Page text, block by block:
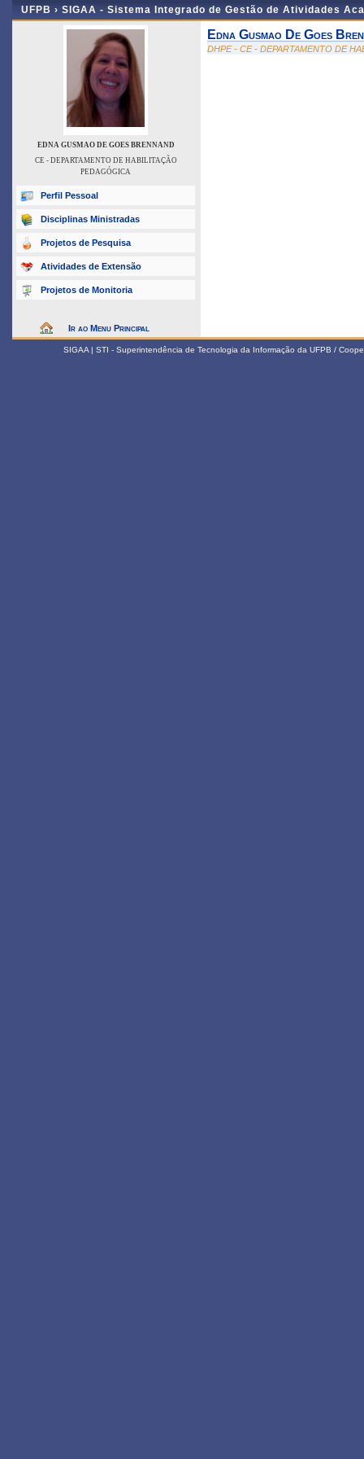
UFPB › SIGAA - Sistema Integrado de Gestão de Atividades
EDNA GUSMAO DE GOES BRENNAND
CE - DEPARTAMENTO DE HABILITAÇÃO
PEDAGÓGICA
Perfil Pessoal
Disciplinas Ministradas
Projetos de Pesquisa
Atividades de Extensão
Projetos de Monitoria
Ir ao Menu Principal
Edna Gusmao De Goes
DHPE - CE - DEPARTAMENTO DE
SIGAA | STI - Superintendência de Tecnologia da Informação da UFPB /